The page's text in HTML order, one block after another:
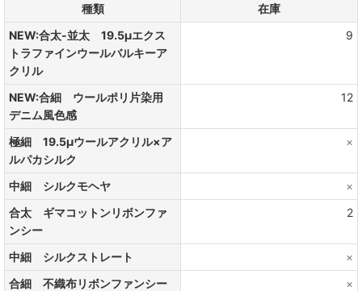
種類
在庫
NEW:合太-並太 19.5μエクス
トラファインウールバルキーア
クリル
9
NEW:合細 ウールポリ片染用
デニム風色感
12
極細 19.5μウールアクリル×ア
ルパカシルク
×
中細 シルクモヘヤ
×
合太 ギマコットンリボンファ
ンシー
2
中細 シルクストレート
×
合細 不織布リボンファンシー
×